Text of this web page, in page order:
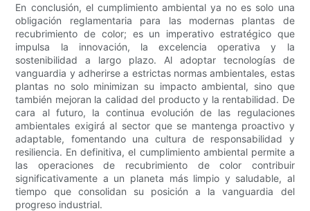
En conclusión, el cumplimiento ambiental ya no es solo una
obligación reglamentaria para las modernas plantas de
recubrimiento de color; es un imperativo estratégico que
impulsa la innovación, la excelencia operativa y la
sostenibilidad a largo plazo. Al adoptar tecnologías de
vanguardia y adherirse a estrictas normas ambientales, estas
plantas no solo minimizan su impacto ambiental, sino que
también mejoran la calidad del producto y la rentabilidad. De
cara al futuro, la continua evolución de las regulaciones
ambientales exigirá al sector que se mantenga proactivo y
adaptable, fomentando una cultura de responsabilidad y
resiliencia. En definitiva, el cumplimiento ambiental permite a
las operaciones de recubrimiento de color contribuir
significativamente a un planeta más limpio y saludable, al
tiempo que consolidan su posición a la vanguardia del
progreso industrial.